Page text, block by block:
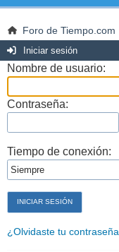
Foro de Tiempo.com
Iniciar sesión
Nombre de usuario:
Contraseña:
Tiempo de conexión:
¿Olvidaste tu